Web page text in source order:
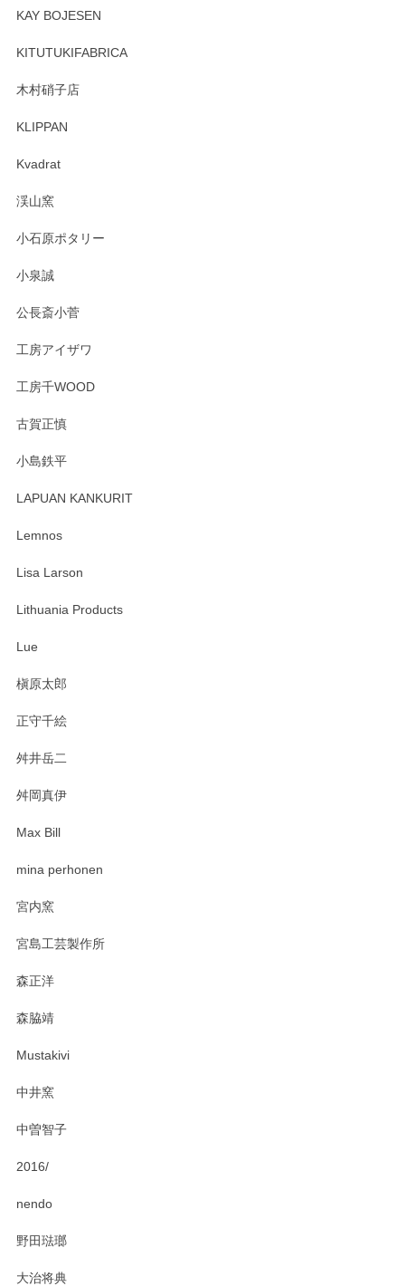
頂き誠にありがとうございます。 そしてレビュ
しくお願いいたします。
淡いグリーンのカラーがとても可愛いです❤️ ありがとうござ
す。 素敵な湯呑みでとても気に入りました。 発送も早く、
たm(_)m
います。無事に届いたようで安心いたしまし
おかけしました。 ありがとうございます。
KAY BOJESEN
KITUTUKIFABRICA
木村硝子店
KLIPPAN
Kvadrat
渓山窯
小石原ポタリー
小泉誠
公長斎小菅
工房アイザワ
工房千WOOD
古賀正慎
小島鉄平
LAPUAN KANKURIT
Lemnos
Lisa Larson
Lithuania Products
Lue
槇原太郎
正守千絵
舛井岳二
舛岡真伊
Max Bill
mina perhonen
宮内窯
宮島工芸製作所
森正洋
森脇靖
Mustakivi
中井窯
中曽智子
2016/
nendo
野田琺瑯
大治将典